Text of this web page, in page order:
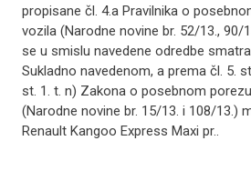
propisane čl. 4.a Pravilnika o
vozila (Narodne novine br. 52/13., 90/
se u smislu navedene odredbe
Sukladno navedenom, a prema čl. 5.
st. 1. t. n) Zakona o posebnom
(Narodne novine br. 15/13. i 108/13.)
Renault Kangoo Express Maxi pr..